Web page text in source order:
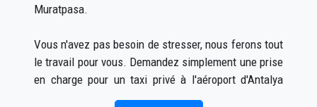
Muratpasa.
Vous n'avez pas besoin de stresser, nous ferons tout
le travail pour vous. Demandez simplement une prise
en charge pour un taxi privé à l'aéroport d'Antalya
vers Muratpasa (ce qui peut être fait en ligne ainsi